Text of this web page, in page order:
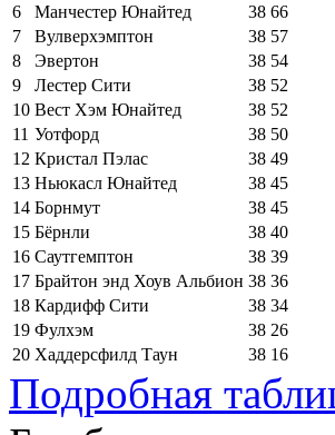
6
Манчестер Юнайтед 38 66
7
Вулверхэмптон 38 57
8
Эвертон 38 54
9
Лестер Сити 38 52
10 Вест Хэм Юнайтед 38 52
11 Уотфорд 38 50
12 Кристал Пэлас 38 49
13 Ньюкасл Юнайтед 38 45
14 Борнмут 38 45
15 Бёрнли 38 40
16 Саутгемптон 38 39
17 Брайтон энд Хоув Альбион 38 36
18 Кардифф Сити 38 34
19 Фулхэм 38 26
20 Хаддерсфилд Таун 38 16
Подробная